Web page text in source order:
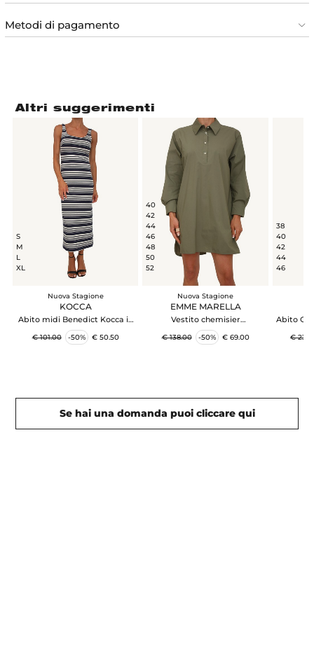
Metodi di pagamento
Altri suggerimenti
S
M
L
XL
Nuova Stagione
KOCCA
Abito midi Benedict Kocca in
tessuto a righe blu
€ 101.00 -50% € 50.50
40
42
44
46
48
50
52
Nuova Stagione
EMME MARELLA
Vestito chemisier
EMMGENZANA Emme Marella
in cotone verde
€ 138.00 -50% € 69.00
38
40
42
44
46
Abito
€
Se hai una domanda puoi cliccare qui